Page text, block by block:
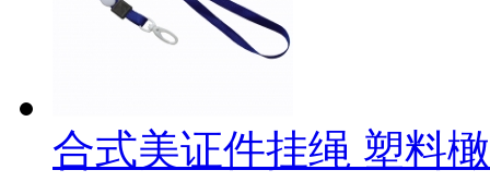
合式美证件挂绳 塑料